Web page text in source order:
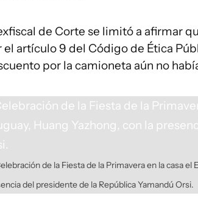
de Corte se limitó a afirmar
el artículo 9 del Código de Ética
por la camioneta aún no
de la Fiesta de la Primavera en la casa
del presidente de la República Yamandú Orsi.